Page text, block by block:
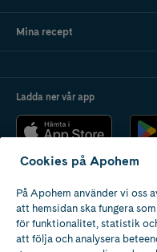
Mina recept
Ladda ner vår app
Apotek med tillstånd
av Läkemedelsverket
Cookies på Apohem
På Apohem använder vi oss
att hemsidan ska fungera
för funktionalitet, statistik
att följa och analysera